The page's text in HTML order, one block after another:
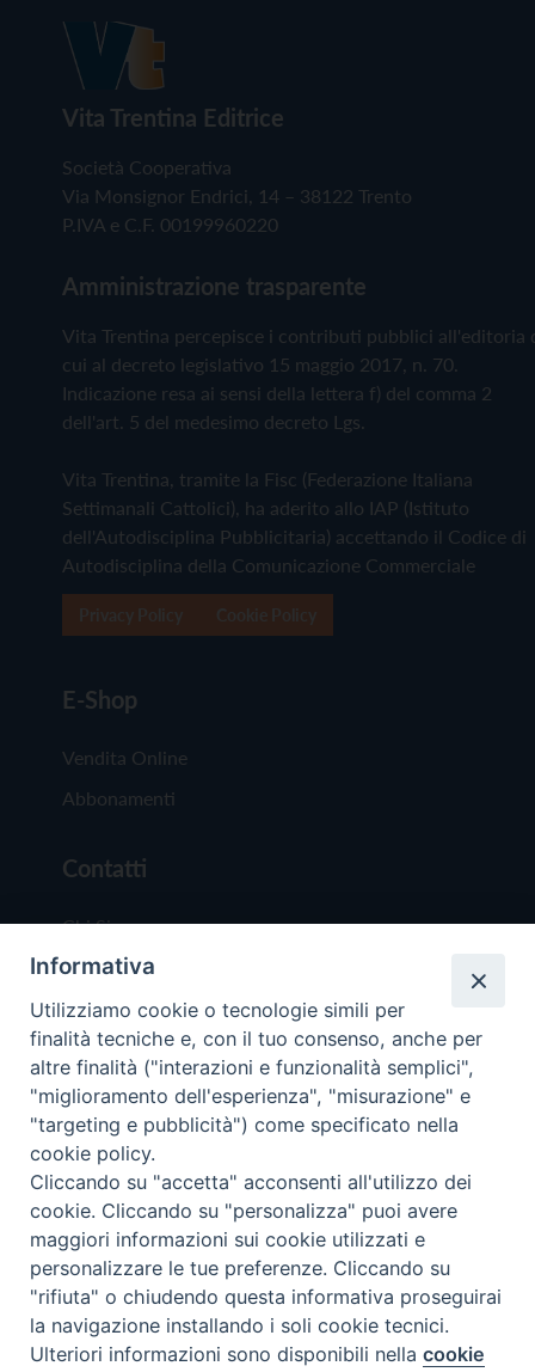
Vita Trentina Editrice
Società Cooperativa
Via Monsignor Endrici, 14 – 38122 Trento
P.IVA e C.F. 00199960220
Amministrazione trasparente
Vita Trentina percepisce i contributi pubblici all'editoria
cui al decreto legislativo 15 maggio 2017, n. 70.
Indicazione resa ai sensi della lettera f) del comma 2
dell'art. 5 del medesimo decreto Lgs.
Vita Trentina, tramite la Fisc (Federazione Italiana
Settimanali Cattolici), ha aderito allo IAP (Istituto
dell'Autodisciplina Pubblicitaria) accettando il Codice di
Autodisciplina della Comunicazione Commerciale
E-Shop
Vendita Online
Abbonamenti
Contatti
Chi Siamo
Redazione
Scrivici
Copyright © 2019 - Tutti i diritti riservati - Vita
Trentina Editrice
Privacy Policy
Torna
Preferenze Cookie
Informativa
Utilizziamo cookie o tecnologie simili per
finalità tecniche e, con il tuo consenso, anche per
altre finalità ("interazioni e funzionalità semplici",
"miglioramento dell'esperienza", "misurazione" e
"targeting e pubblicità") come specificato nella
cookie policy.
Cliccando su "accetta" acconsenti all'utilizzo dei
cookie. Cliccando su "personalizza" puoi avere
maggiori informazioni sui cookie utilizzati e
personalizzare le tue preferenze. Cliccando su
"rifiuta" o chiudendo questa informativa proseguirai
la navigazione installando i soli cookie tecnici.
Ulteriori informazioni sono disponibili nellacookie